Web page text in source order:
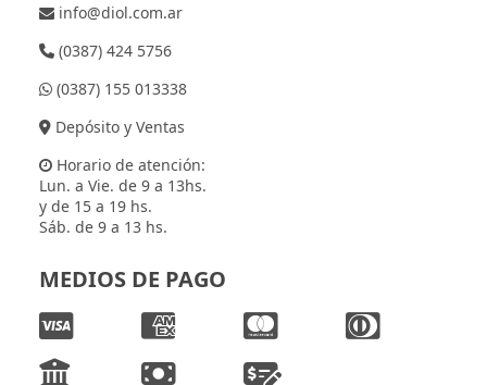
info@diol.com.ar
(0387) 424 5756
(0387) 155 013338
Depósito y Ventas
Horario de atención:
Lun. a Vie. de 9 a 13hs.
y de 15 a 19 hs.
Sáb. de 9 a 13 hs.
MEDIOS DE PAGO